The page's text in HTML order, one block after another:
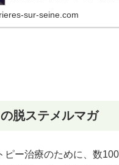
ます。詳しい内容をまとめてみました。
sur-seine.com
脱ステメルマガ
ピー治療のために、数